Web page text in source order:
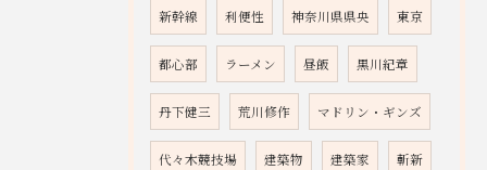
新幹線 利便性 神奈川県県央 東京
都心部 ラーメン 昼飯 黒川紀章
丹下健三 荒川修作 マドリン・ギンズ
代々木競技場 建築物 建築家 斬新